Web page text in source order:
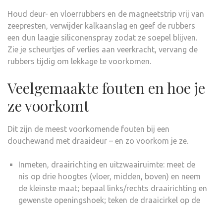
Houd deur- en vloerrubbers en de magneetstrip vrij van
zeepresten, verwijder kalkaanslag en geef de rubbers
een dun laagje siliconenspray zodat ze soepel blijven.
Zie je scheurtjes of verlies aan veerkracht, vervang de
rubbers tijdig om lekkage te voorkomen.
Veelgemaakte fouten en hoe je
ze voorkomt
Dit zijn de meest voorkomende fouten bij een
douchewand met draaideur – en zo voorkom je ze.
Inmeten, draairichting en uitzwaairuimte: meet de
nis op drie hoogtes (vloer, midden, boven) en neem
de kleinste maat; bepaal links/rechts draairichting en
gewenste openingshoek; teken de draaicirkel op de